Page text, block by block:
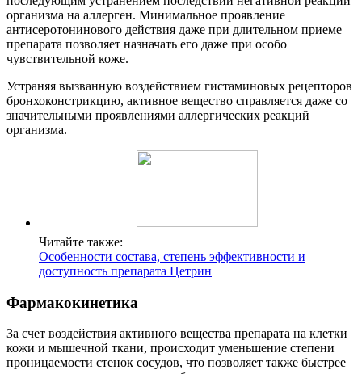
организма на аллерген. Минимальное проявление
антисеротонинового действия даже при длительном приеме
препарата позволяет назначать его даже при особо
чувствительной коже.
Устраняя вызванную воздействием гистаминовых рецепторов
бронхоконстрикцию, активное вещество справляется даже со
значительными проявлениями аллергических реакций
организма.
Читайте также:
Особенности состава, степень эффективности и
доступность препарата Цетрин
Фармакокинетика
За счет воздействия активного вещества препарата на клетки
кожи и мышечной ткани, происходит уменьшение степени
проницаемости стенок сосудов, что позволяет также быстрее